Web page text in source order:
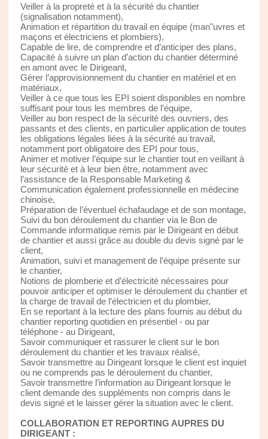
Veiller à la propreté et à la sécurité du chantier
(signalisation notamment),
Animation et répartition du travail en équipe (man"uvres et
maçons et électriciens et plombiers),
Capable de lire, de comprendre et d’anticiper des plans,
Capacité à suivre un plan d’action du chantier déterminé
en amont avec le Dirigeant,
Gérer l’approvisionnement du chantier en matériel et en
matériaux,
Veiller à ce que tous les EPI soient disponibles en nombre
suffisant pour tous les membres de l’équipe,
Veiller au bon respect de la sécurité des ouvriers, des
passants et des clients, en particulier application de toutes
les obligations légales liées à la sécurité au travail,
notamment port obligatoire des EPI pour tous,
Animer et motiver l’équipe sur le chantier tout en veillant à
leur sécurité et à leur bien être, notamment avec
l’assistance de la Responsable Marketing &
Communication également professionnelle en médecine
chinoise,
Préparation de l’éventuel échafaudage et de son montage,
Suivi du bon déroulement du chantier via le Bon de
Commande informatique remis par le Dirigeant en début
de chantier et aussi grâce au double du devis signé par le
client,
Animation, suivi et management de l’équipe présente sur
le chantier,
Notions de plomberie et d’électricité nécessaires pour
pouvoir anticiper et optimiser le déroulement du chantier et
la charge de travail de l’électricien et du plombier,
En se reportant à la lecture des plans fournis au début du
chantier reporting quotidien en présentiel - ou par
téléphone - au Dirigeant,
Savoir communiquer et rassurer le client sur le bon
déroulement du chantier et les travaux réalisé,
Savoir transmettre au Dirigeant lorsque le client est inquiet
ou ne comprends pas le déroulement du chantier,
Savoir transmettre l’information au Dirigeant lorsque le
client demande des suppléments non compris dans le
devis signé et le laisser gérer la situation avec le client.
COLLABORATION ET REPORTING AUPRES DU
DIRIGEANT :